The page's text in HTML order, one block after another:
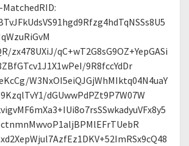
MatchedRID:
zx478UXiJ/qC+wT2G8sG9OZ+YepGASi
9R8fccYdDr
W3NxOI5eiQJGjWhMIktq04N4uaY
dGUwwPdPZt9P7W07W